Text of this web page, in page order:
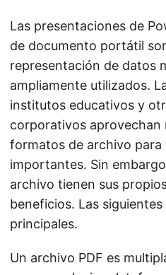
Las presentaciones de
de documento portátil
representación de datos
ampliamente utilizados.
institutos educativos y
corporativos aprovechan
formatos de archivo para
importantes. Sin
archivo tienen sus
beneficios. Las
principales.
Un archivo PDF es